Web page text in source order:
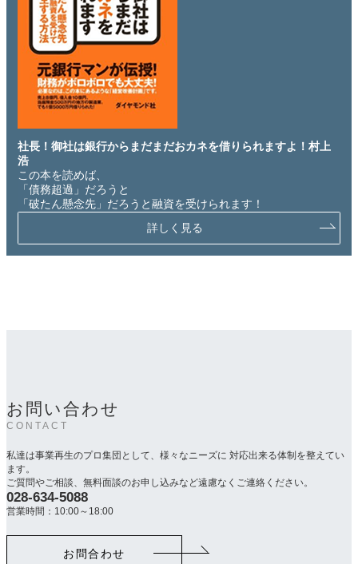
社長！御社は銀行からまだまだおカネを借りられますよ！村上
浩
この本を読めば、
「債務超過」だろうと
「破たん懸念先」だろうと融資を受けられます！
詳しく見る
お問い合わせ
CONTACT
私達は事業再生のプロ集団として、様々なニーズに 対応出来る体制を整えてい
ます。
ご質問やご相談、無料面談のお申し込みなど遠慮なくご連絡ください。
カ
ラ
028-634-5088
営業時間：10:00～18:00
お問合わせ